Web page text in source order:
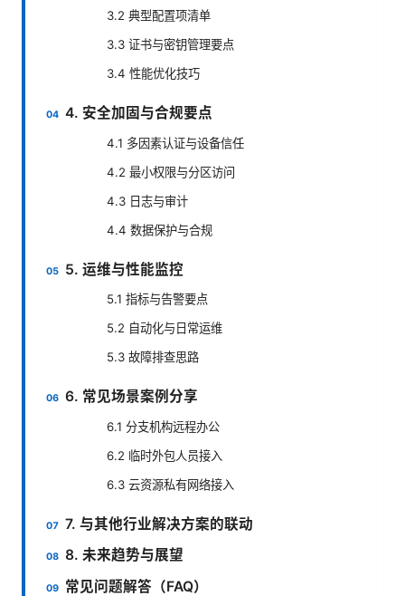
3.2 典型配置项清单
3.3 证书与密钥管理要点
3.4 性能优化技巧
4. 安全加固与合规要点
4.1 多因素认证与设备信任
4.2 最小权限与分区访问
4.3 日志与审计
4.4 数据保护与合规
5. 运维与性能监控
5.1 指标与告警要点
5.2 自动化与日常运维
5.3 故障排查思路
6. 常见场景案例分享
6.1 分支机构远程办公
6.2 临时外包人员接入
6.3 云资源私有网络接入
7. 与其他行业解决方案的联动
8. 未来趋势与展望
常见问题解答（FAQ）